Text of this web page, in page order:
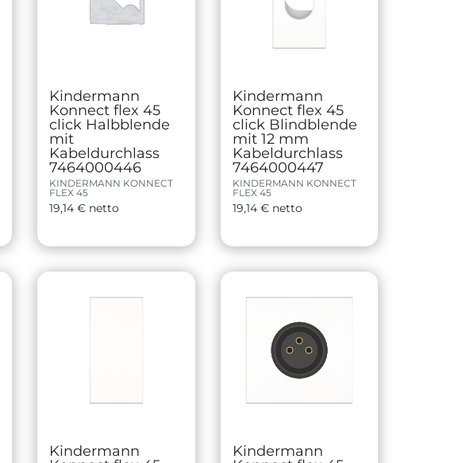
Kindermann
Konnect flex 45
click Halbblende
mit
Kabeldurchlass
7464000446
KINDERMANN KONNECT
FLEX 45
19,14€ netto
Kindermann
Konnect flex 45
click Blindblende
mit 12 mm
Kabeldurchlass
7464000447
KINDERMANN KONNECT
FLEX 45
19,14 € netto
Kindermann
Kindermann